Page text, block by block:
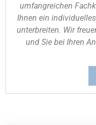
umfangreichen
Ihnen ein
unterbreiten. Wir
und Sie bei Ihren